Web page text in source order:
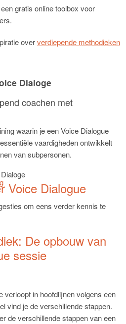
gratis online toolbox voor
oververdiepende methodieken
Dialoge
coachen met
waarin je een Voice Dialogue
vaardigheden ontwikkelt
van subpersonen.
Voice Dialogue
om eens verder kennis te
De opbouw van
sessie
verloopt in hoofdlijnen volgens een
vind je de verschillende stappen.
de verschillende stappen van een